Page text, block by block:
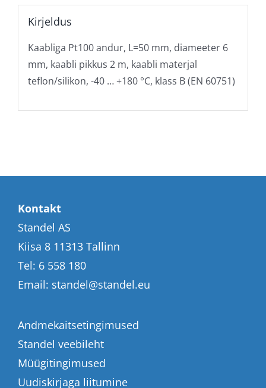
Kirjeldus
Kaabliga Pt100 andur, L=50 mm, diameeter 6
mm, kaabli pikkus 2 m, kaabli materjal
teflon/silikon, -40 … +180 °C, klass B (EN 60751)
Kontakt
Standel AS
Kiisa 8 11313 Tallinn
Tel: 6 558 180
Email: standel@standel.eu
Andmekaitsetingimused
Standel veebileht
Müügitingimused
Uudiskirjaga liitumine